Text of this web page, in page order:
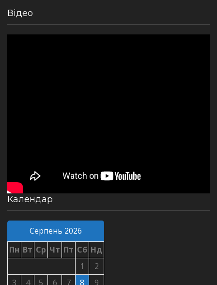
Відео
Календар
Серпень 2026
Пн Вт Ср Чт Пт Сб Нд
1
2
3
4 5 6 7 8 9